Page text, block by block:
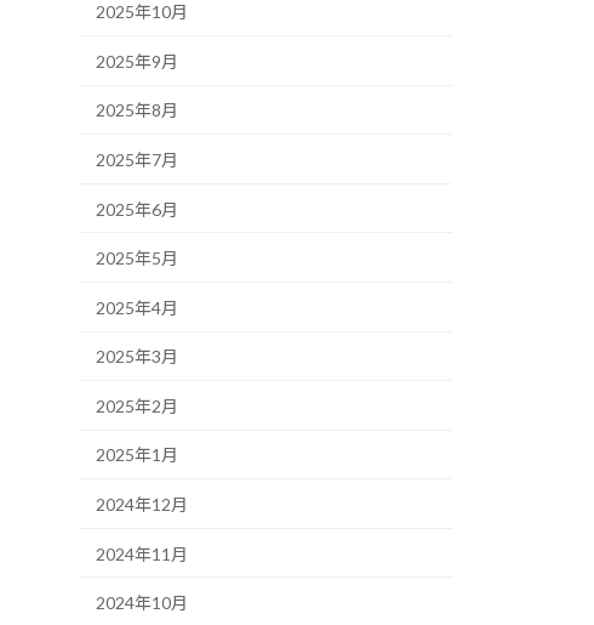
2025年10月
2025年9月
2025年8月
2025年7月
2025年6月
2025年5月
2025年4月
2025年3月
2025年2月
2025年1月
2024年12月
2024年11月
2024年10月